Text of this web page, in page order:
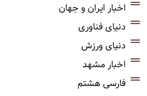
اخبار ایران و جهان
دنیای فناوری
دنیای ورزش
اخبار مشهد
فارسی هشتم